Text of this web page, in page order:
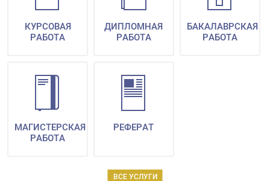
ВСЕ УСЛУГИ
КУРСОВАЯ
РАБОТА
ДИПЛОМНАЯ
РАБОТА
БАКАЛАВРСКАЯ
РАБОТА
МАГИСТЕРСКАЯ
РАБОТА
РЕФЕРАТ